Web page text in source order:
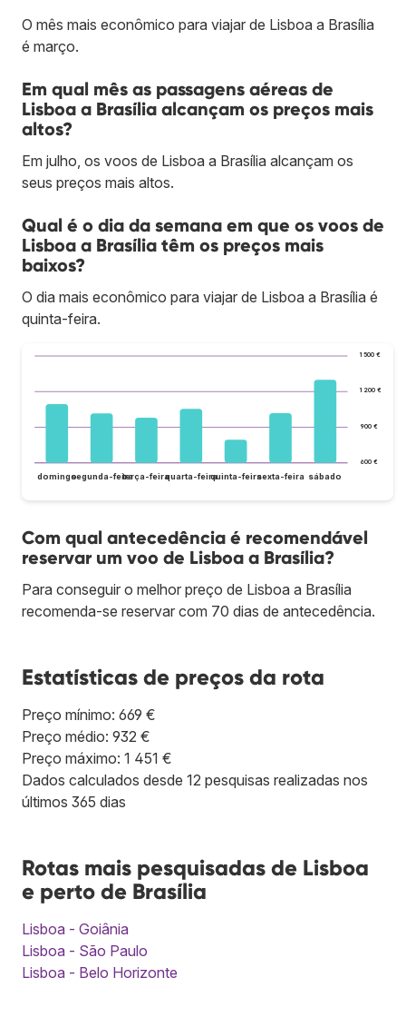
O mês mais econômico para viajar de Lisboa a Brasília
é março.
Em qual mês as passagens aéreas de
Lisboa a Brasília alcançam os preços mais
altos?
Em julho, os voos de Lisboa a Brasília alcançam os
seus preços mais altos.
Qual é o dia da semana em que os voos de
Lisboa a Brasília têm os preços mais
baixos?
O dia mais econômico para viajar de Lisboa a Brasília é
quinta-feira.
600 €
900 €
1 200 €
1 500 €
domingosegunda-feiraterça-feiraquarta-feiraquinta-feirasexta-feira sábado
Com qual antecedência é recomendável
reservar um voo de Lisboa a Brasília?
Para conseguir o melhor preço de Lisboa a Brasília
recomenda-se reservar com 70 dias de antecedência.
Estatísticas de preços da rota
Preço mínimo: 669 €
Preço médio: 932 €
Preço máximo: 1 451 €
Dados calculados desde 12 pesquisas realizadas nos
últimos 365 dias
Rotas mais pesquisadas de Lisboa
e perto de Brasília
Lisboa - Goiânia
Lisboa - São Paulo
Lisboa - Belo Horizonte